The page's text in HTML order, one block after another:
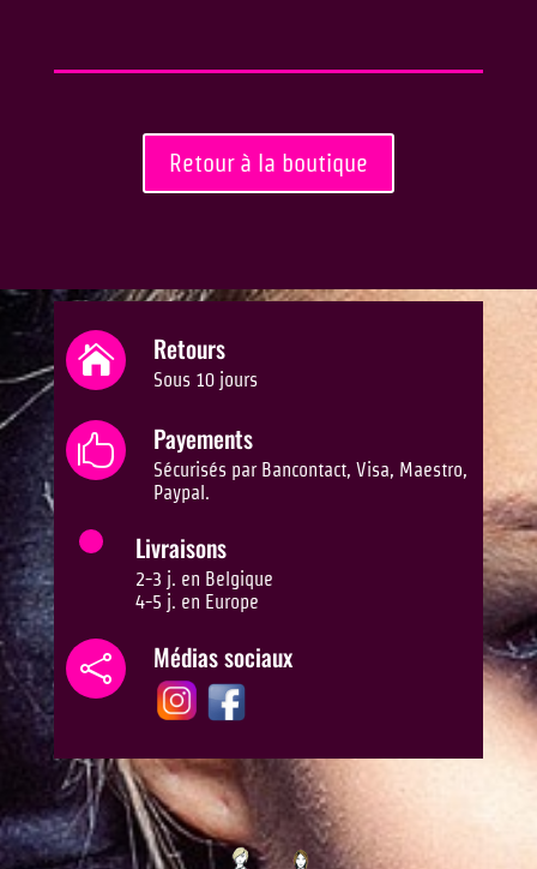
Retour à la boutique
 Retours
Sous 10 jours
 Payements
Sécurisés par Bancontact, Visa, Maestro,
Paypal.
Livraisons
2-3 j. en Belgique
4-5 j. en Europe
 Médias sociaux